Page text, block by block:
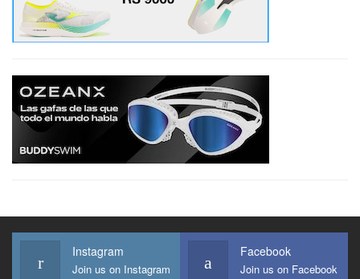
Instagram
Join us on Instagram
Facebook
Join us on Facebook